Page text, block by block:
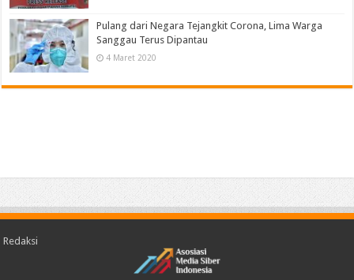
Pulang dari Negara Tejangkit Corona, Lima Warga
Sanggau Terus Dipantau
4 Maret 2020
Redaksi